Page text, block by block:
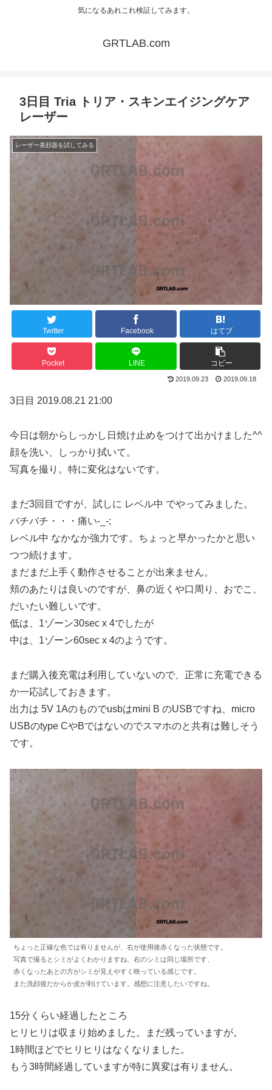
気になるあれこれ検証してみます。
GRTLAB.com
3日目 Tria トリア・スキンエイジングケア
レーザー
レーザー美顔器を試してみる
Twitter Facebook はてブ
Pocket LINE コピー
2019.09.23 2019.09.18
3日目 2019.08.21 21:00
今日は朝からしっかし日焼け止めをつけて出かけました^^
顔を洗い、しっかり拭いて。
写真を撮り。特に変化はないです。
まだ3回目ですが、試しに レベル中 でやってみました。
バチバチ・・・痛い-_-;
レベル中 なかなか強力です。ちょっと早かったかと思い
つつ続けます。
まだまだ上手く動作させることが出来ません。
頬のあたりは良いのですが、鼻の近くや口周り、おでこ、
だいたい難しいです。
低は、1ゾーン30sec x 4でしたが
中は、1ゾーン60sec x 4のようです。
まだ購入後充電は利用していないので、正常に充電できる
か一応試しておきます。
出力は 5V 1Aのものでusbはmini B のUSBですね、micro
USBのtype CやBではないのでスマホのと共有は難しそう
です。
ちょっと正確な色では有りませんが、右が使用後赤くなった状態です。
写真で撮るとシミがよくわかりますね、右のシミは同じ場所です、
赤くなったあとの方がシミが見えやすく映っている感じです。
また洗顔後だからか皮が剥けています。感想に注意したいですね。
15分くらい経過したところ
ヒリヒリは収まり始めました。まだ残っていますが。
1時間ほどでヒリヒリはなくなりました。
もう3時間経過していますが特に異変は有りません。